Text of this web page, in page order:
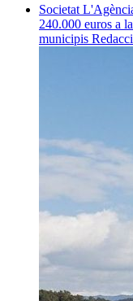
Societat
240.000 euros a
municipis